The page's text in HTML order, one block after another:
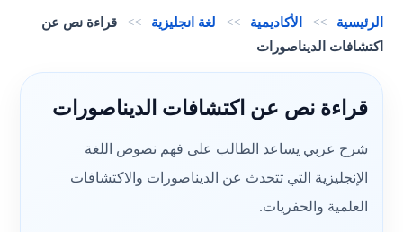
الرئيسية >> الأكاديمية >> لغة انجليزية >>
قراءة نص عن
اكتشافات الديناصورات
قراءة نص عن اكتشافات الديناصورات
شرح عربي يساعد الطالب على فهم نصوص اللغة
الإنجليزية التي تتحدث عن الديناصورات والاكتشافات
العلمية والحفريات.